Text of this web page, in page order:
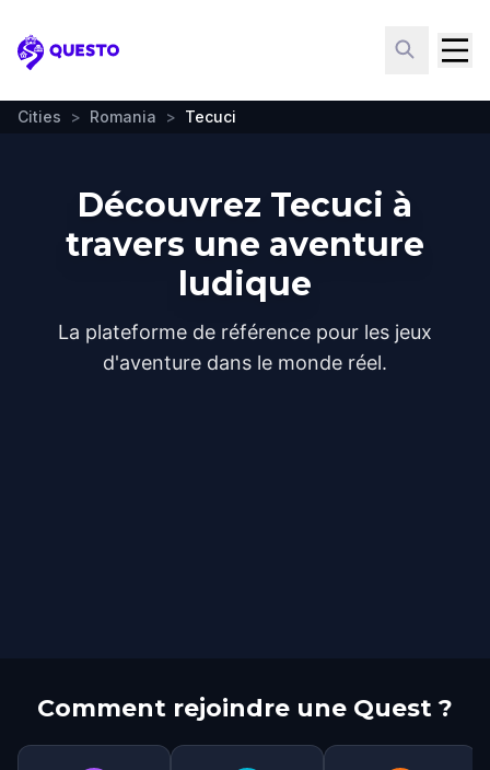
Questo
Cities > Romania > Tecuci
Découvrez Tecuci à
travers une aventure
ludique
La plateforme de référence pour les jeux
d'aventure dans le monde réel.
Comment rejoindre une Quest ?